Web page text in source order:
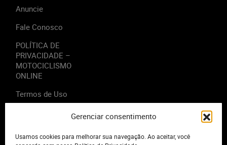
Gerenciar consentimento
Usamos cookies para melhorar sua navegação. Ao aceitar, você
Anuncie
Fale Conosco
POLÍTICA DE
PRIVACIDADE –
MOTOCICLISMO
ONLINE
Termos de Uso
2023 - Editora Motor Midia. Todos os direitos reservados.